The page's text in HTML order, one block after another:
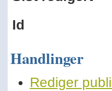
Id
Handlinger
Rediger